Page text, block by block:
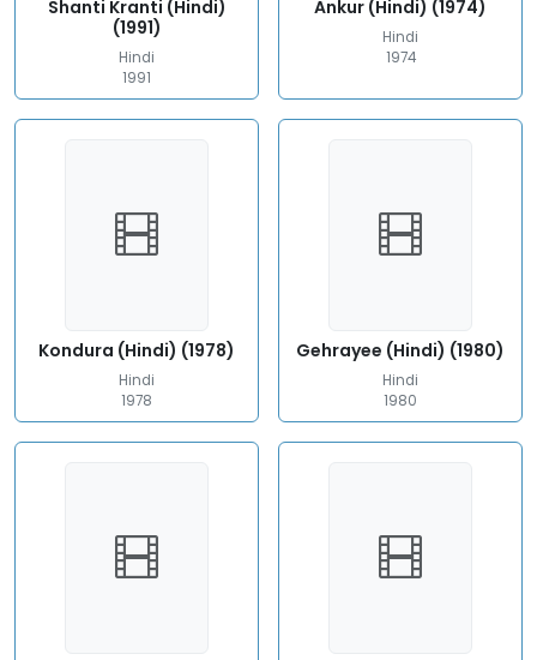
Shanti Kranti (Hindi)
(1991)
Hindi
1991
Ankur (Hindi) (1974)
Hindi
1974
Kondura (Hindi) (1978)
Hindi
1978
Gehrayee (Hindi) (1980)
Hindi
1980